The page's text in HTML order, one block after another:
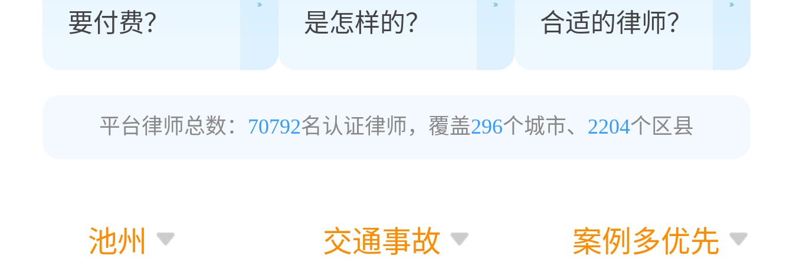
要付费？
是怎样的？
合适的律师？
平台律师总数： 70792名认证律师，覆盖296个城市、 2204个区县
池州 交通事故 案例多优先